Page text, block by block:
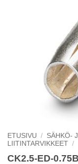
ETUSIVU / SÄHKÖ-
LIITINTARVIKKEET /
CK2.5-ED-